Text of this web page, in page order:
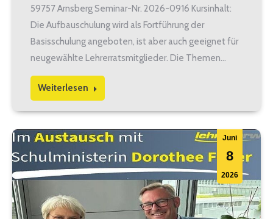
59757 Arnsberg Seminar-Nr. 2026-0916 Kursinhalt:
Die Aufbauschulung wird als Fortführung der
Basisschulung angeboten, ist aber auch geeignet für
neugewählte Lehrerratsmitglieder. Die Themen…
Weiterlesen
Juni
8
2026